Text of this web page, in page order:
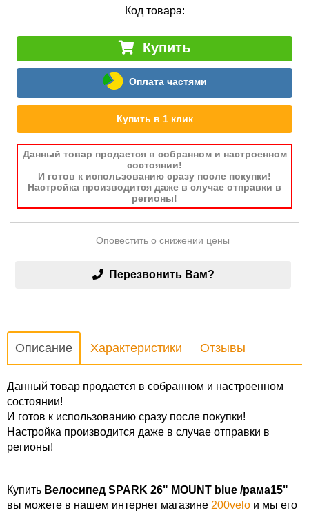
Код товара:
Купить
Оплата частями
Купить в 1 клик
Данный товар продается в собранном и настроенном
состоянии!
И готов к использованию сразу после покупки!
Настройка производится даже в случае отправки в
регионы!
Оповестить о снижении цены
Перезвонить Вам?
Описание Характеристики Отзывы
Данный товар продается в собранном и настроенном
состоянии!
И готов к использованию сразу после покупки!
Настройка производится даже в случае отправки в
регионы!
Купить Велосипед SPARK 26" MOUNT blue /рама15"
вы можете в нашем интернет магазине 200velo и мы его